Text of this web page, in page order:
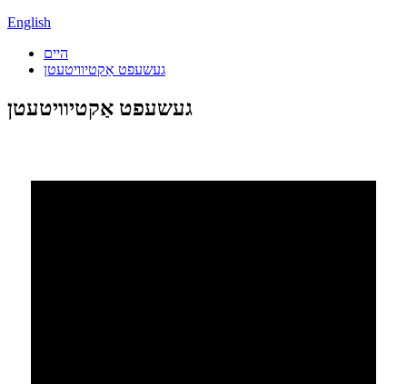
English
היים
געשעפט אַקטיוויטעטן
געשעפט אַקטיוויטעטן